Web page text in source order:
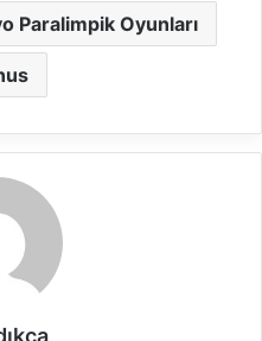
Paralimpik Oyunları